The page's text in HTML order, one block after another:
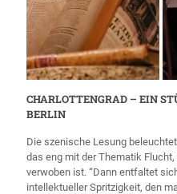
CHARLOTTENGRAD – EIN
BERLIN
Die szenische Lesung
das eng mit der Thematik
verwoben ist. “Dann entfaltet
intellektueller Spritzigkeit, den